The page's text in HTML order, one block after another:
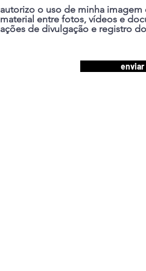
autorizo o uso de minha
material entre fotos, vídeos e
ações de divulgação e registro
enviar